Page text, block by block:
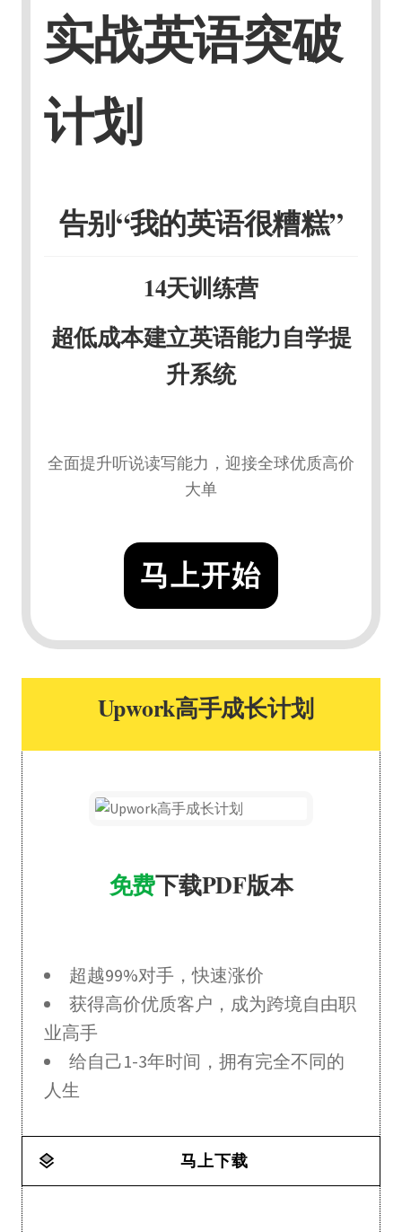
实战英语突破
计划
告别“我的英语很糟糕”
14天训练营
超低成本建立英语能力自学提
升系统
全面提升听说读写能力，迎接全球优质高价
大单
马上开始
Upwork高手成长计划
免费下载PDF版本
超越99%对手，快速涨价
获得高价优质客户，成为跨境自由职
业高手
给自己1-3年时间，拥有完全不同的
人生
马上下载